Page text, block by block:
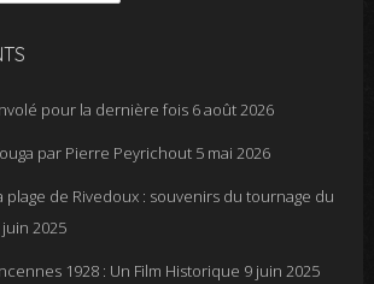
pour la dernière fois 6 août 2026
par Pierre Peyrichout 5 mai 2026
plage de Rivedoux : souvenirs du tournage du
2025
1928 : Un Film Historique 9 juin 2025